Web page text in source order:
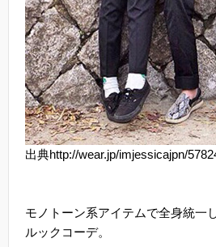
出典http://wear.jp/imjessicajpn/
モノトーン系アイテムで全身統一
ルックコーデ。